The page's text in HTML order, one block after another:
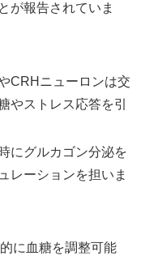
が報告されていま
CRHニューロンは交
やストレス応答を引
にグルカゴン分泌を
レーションを担いま
に血糖を調整可能